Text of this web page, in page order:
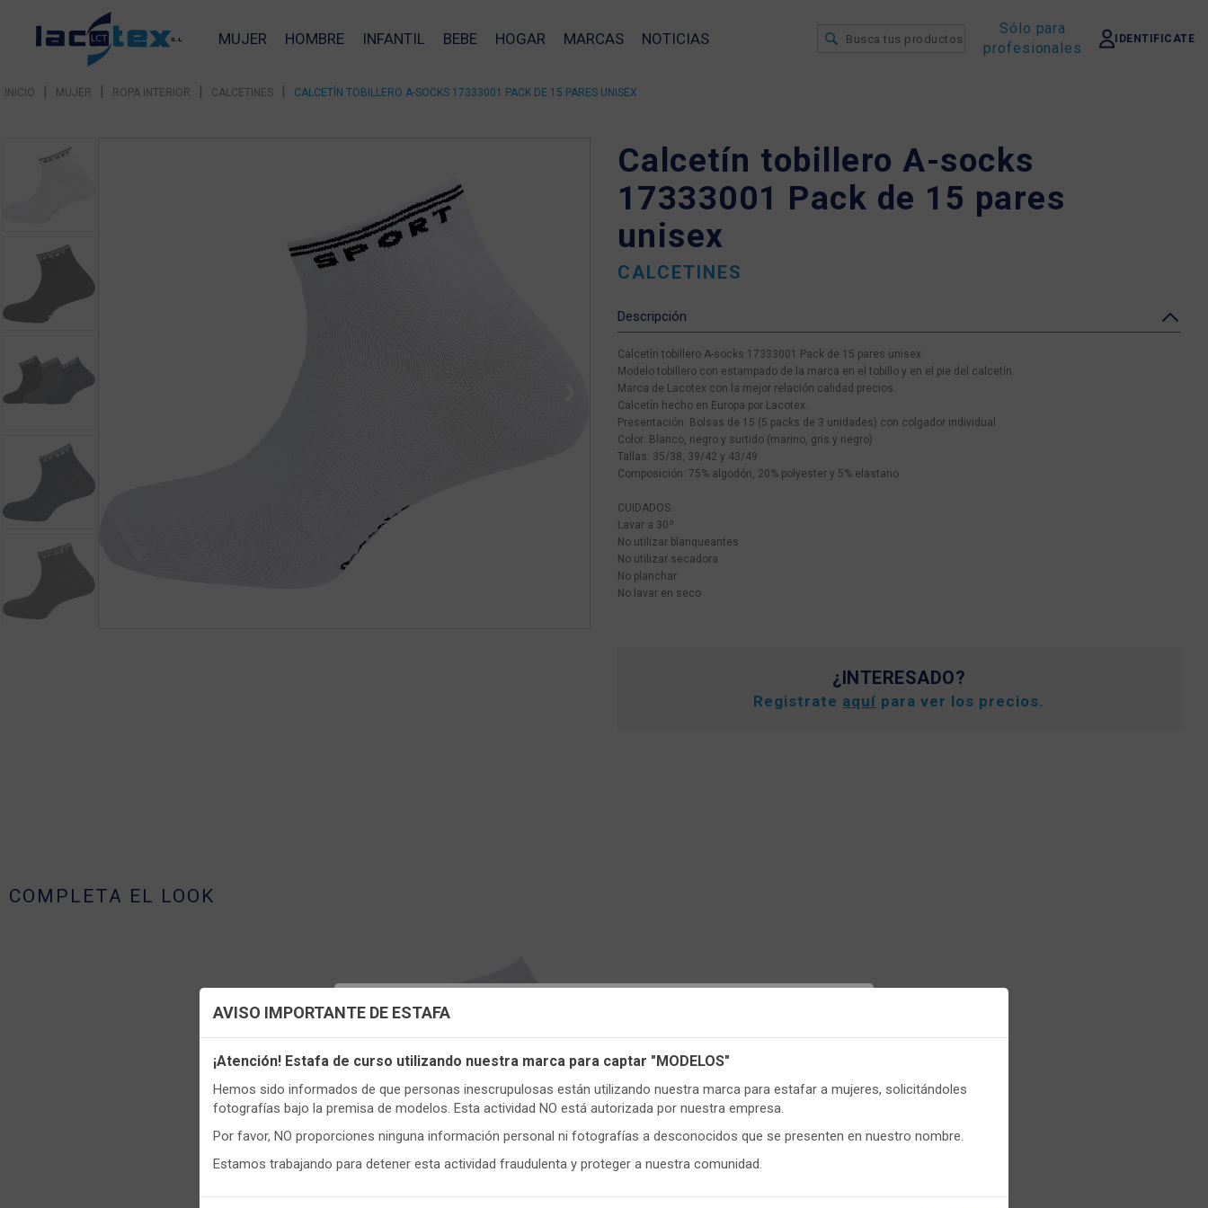
MUJER HOMBRE INFANTIL BEBE HOGAR MARCAS NOTICIAS
Sólo para
profesionales
IDENTIFICATE
INICIO | MUJER | ROPA INTERIOR | CALCETINES | CALCETÍN TOBILLERO A-SOCKS 17333001 PACK DE 15 PARES UNISEX
Calcetín tobillero A-socks
17333001 Pack de 15 pares
unisex
CALCETINES
Descripción
Calcetín tobillero A-socks 17333001 Pack de 15 pares unisex
Modelo tobillero con estampado de la marca en el tobillo y en el pie del calcetín.
Marca de Lacotex con la mejor relación calidad precios.
Calcetín hecho en Europa por Lacotex.
Presentación: Bolsas de 15 (5 packs de 3 unidades) con colgador individual
Color: Blanco, negro y surtido (marino, gris y negro)
Tallas: 35/38, 39/42 y 43/49
Composición: 75% algodón, 20% polyester y 5% elastano
CUIDADOS:
Lavar a 30º
No utilizar blanqueantes
No utilizar secadora
No planchar
No lavar en seco
¿INTERESADO?
Registrate aquí para ver los precios.
COMPLETA EL LOOK
DESTACADO
CONT
- 17334001
DESTACADO
- 17332001
Configuración de cookies
Utilizamos cookies propias y de terceros, de sesión o persistentes, para hacer
Igualmente, utilizamos cookies para medir y obtener datos de la navegación que
información visita nuestraPolítica de cookies.
AVISO IMPORTANTE DE ESTAFA
¡Atención! Estafa de curso utilizando nuestra marca para captar "MODELOS"
Hemos sido informados de que personas inescrupulosas están utilizando nuestra marca para estafar a mujeres, solicitándoles
fotografías bajo la premisa de modelos. Esta actividad NO está autorizada por nuestra empresa.
Por favor, NO proporciones ninguna información personal ni fotografías a desconocidos que se presenten en nuestro nombre.
Estamos trabajando para detener esta actividad fraudulenta y proteger a nuestra comunidad.